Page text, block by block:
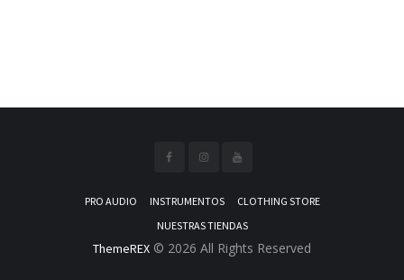
PRO AUDIO INSTRUMENTOS
CLOTHING STORE
NUESTRAS TIENDAS
ThemeREX © 2026 All Rights Reserved